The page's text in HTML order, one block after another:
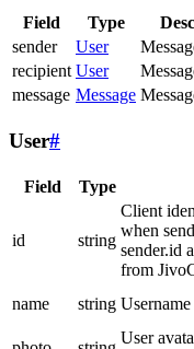
Field Type
sender
User
recipient User
message Message
User#
Field Type
id string
Client
when
sender.id
from
name string Username
User